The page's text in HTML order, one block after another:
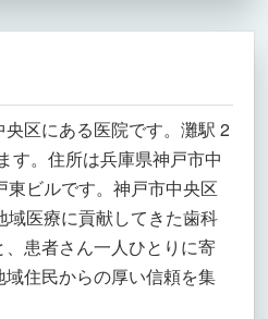
区にある医院です。灘駅 2
す。住所は兵庫県神戸市中
ビルです。神戸市中央区
域医療に貢献してきた歯科
患者さん一人ひとりに寄
住民からの厚い信頼を集